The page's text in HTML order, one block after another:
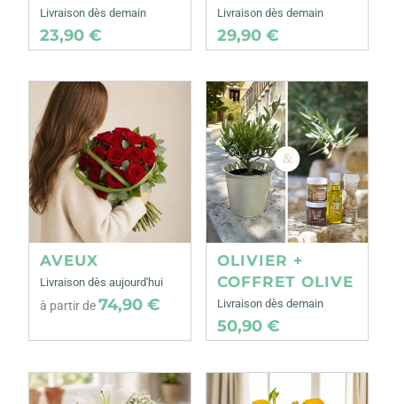
Livraison dès demain
23,90 €
Livraison dès demain
29,90 €
AVEUX
Livraison dès aujourd'hui
à partir de74,90 €
OLIVIER +
COFFRET OLIVE
Livraison dès demain
50,90 €